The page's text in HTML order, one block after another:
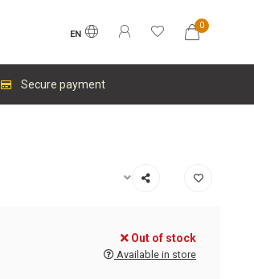
EN
0
Secure payment
Out of stock
Available in store